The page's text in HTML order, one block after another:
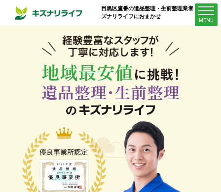
目黒区鷹番の遺品整理・生前整理業者はキ
ズナリライフにおまかせ